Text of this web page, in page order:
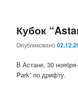
Кубок
Опубликовано
В Астане, 30
Park” по дрифту.